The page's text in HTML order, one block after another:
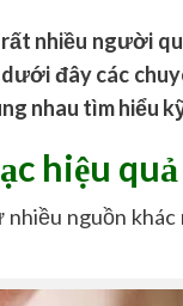
nhiều người
đây các
nhau tìm hiểu
hiệu
nguồn khác